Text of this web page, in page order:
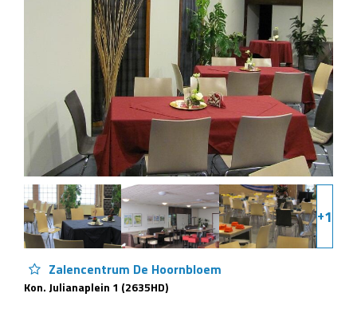
+1
Zalencentrum De Hoornbloem
Kon. Julianaplein 1 (2635HD)